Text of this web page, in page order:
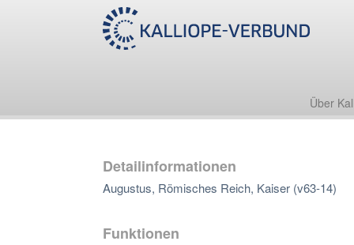
Über
Detailinformationen
Augustus, Römisches Reich, Kaiser (v63-14)
Funktionen